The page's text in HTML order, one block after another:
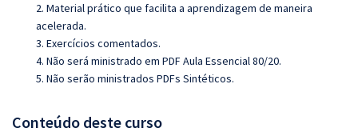
2. Material prático que facilita a aprendizagem de maneira
acelerada.
3. Exercícios comentados.
4. Não será ministrado em PDF Aula Essencial 80/20.
5. Não serão ministrados PDFs Sintéticos.
Conteúdo deste curso